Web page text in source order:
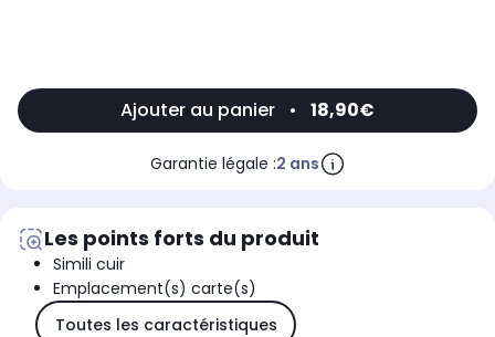
Ajouter au panier • 18,90€
Garantie légale :2 ans
Les points forts du produit
Simili cuir
Emplacement(s) carte(s)
Toutes les caractéristiques